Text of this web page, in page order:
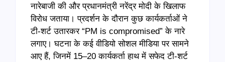
नारेबाजी की और प्रधानमंत्री नरेंद्र मोदी के खिलाफ
विरोध जताया। प्रदर्शन के दौरान कुछ कार्यकर्ताओं ने
टी-शर्ट उतारकर “PM is compromised” के नारे
लगाए। घटना के कई वीडियो सोशल मीडिया पर सामने
आए हैं, जिनमें 15–20 कार्यकर्ता हाथ में सफेद टी-शर्ट